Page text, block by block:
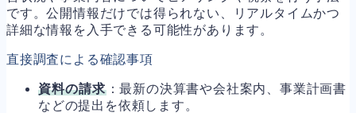
です。公開情報だけでは得られない、リアルタイムかつ
詳細な情報を入手できる可能性があります。
直接調査による確認事項
資料の請求：最新の決算書や会社案内、事業計画書
などの提出を依頼します。